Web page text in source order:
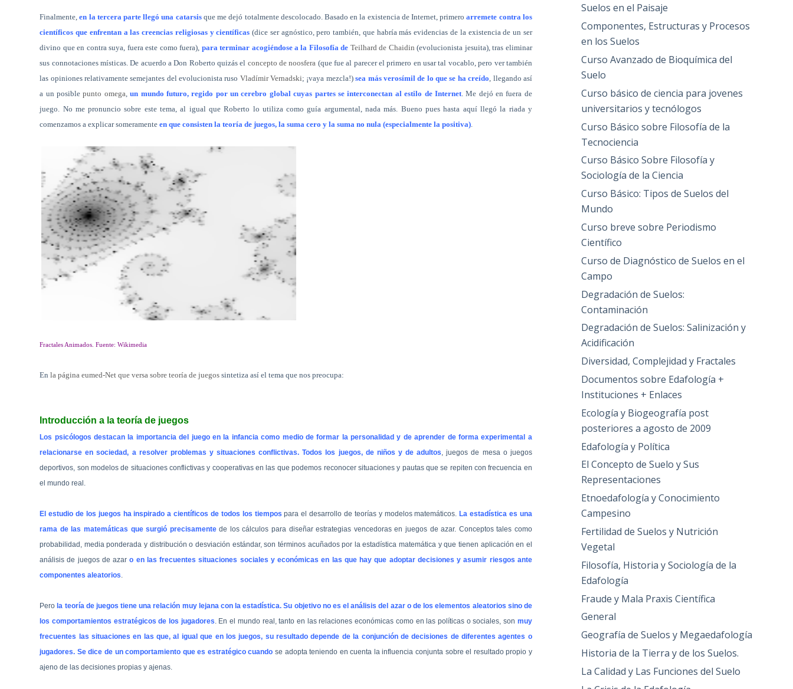
Finalmente,en la tercera parte llegó una catarsisque me dejó totalmente descolocado. Basado en la existencia de Internet, primeroarremete contra los
científicos que enfrentan a las creencias religiosas y científicas (dice ser agnóstico, pero también, que habría más evidencias de la existencia de un ser
divino que en contra suya, fuera este como fuera), para terminar acogiéndose a la Filosofía de Teilhard de Chaidin (evolucionista jesuita), tras eliminar
sus connotaciones místicas. De acuerdo a Don Roberto quizás el concepto de noosfera (que fue al parecer el primero en usar tal vocablo, pero ver también
las opiniones relativamente semejantes del evolucionista ruso Vladímir Vernadski; ¡vaya mezcla!)sea más verosímil de lo que se ha creído, llegando así
a un posiblepunto omega,un mundo futuro, regido por un cerebro global cuyas partes se interconectan al estilo de Internet. Me dejó en fuera de
juego. No me pronuncio sobre este tema, al igual que Roberto lo utiliza como guía argumental, nada más. Bueno pues hasta aquí llegó la riada y
comenzamos a explicar someramenteen que consisten la teoría de juegos, la suma cero y la suma no nula (especialmente la positiva).
Fractales Animados. Fuente: Wikimedia
Enla página eumed-Net que versa sobre teoría de juegos sintetiza así el tema que nos preocupa:
Introducción a la teoría de juegos
Los psicólogos destacan la importancia del juego en la infancia como medio de formar la personalidad y de aprender de forma experimental a
relacionarse en sociedad, a resolver problemas y situaciones conflictivas. Todos los juegos, de niños y de adultos, juegos de mesa o juegos
deportivos, son modelos de situaciones conflictivas y cooperativas en las que podemos reconocer situaciones y pautas que se repiten con frecuencia en
el mundo real.
El estudio de los juegos ha inspirado a científicos de todos los tiempos para el desarrollo de teorías y modelos matemáticos. La estadística es una
rama de las matemáticas que surgió precisamentede los cálculos para diseñar estrategias vencedoras en juegos de azar. Conceptos tales como
probabilidad, media ponderada y distribución o desviación estándar, son términos acuñados por la estadística matemática y que tienen aplicación en el
análisis de juegos de azaro en las frecuentes situaciones sociales y económicas en las que hay que adoptar decisiones y asumir riesgos ante
componentes aleatorios.
Pero la teoría de juegos tiene una relación muy lejana con la estadística. Su objetivo no es el análisis del azar o de los elementos aleatorios sino de
los comportamientos estratégicos de los jugadores. En el mundo real, tanto en las relaciones económicas como en las políticas o sociales, son muy
frecuentes las situaciones en las que, al igual que en los juegos, su resultado depende de la conjunción de decisiones de diferentes agentes o
jugadores. Se dice de un comportamiento que es estratégico cuando se adopta teniendo en cuenta la influencia conjunta sobre el resultado propio y
ajeno de las decisiones propias y ajenas.
Suelos en el Paisaje
Componentes, Estructuras y Procesos
en los Suelos
Curso Avanzado de Bioquímica del
Suelo
Curso básico de ciencia para jovenes
universitarios y tecnólogos
Curso Básico sobre Filosofía de la
Tecnociencia
Curso Básico Sobre Filosofía y
Sociología de la Ciencia
Curso Básico: Tipos de Suelos del
Mundo
Curso breve sobre Periodismo
Científico
Curso de Diagnóstico de Suelos en el
Campo
Degradación de Suelos:
Contaminación
Degradación de Suelos: Salinización y
Acidificación
Diversidad, Complejidad y Fractales
Documentos sobre Edafología +
Instituciones + Enlaces
Ecología y Biogeografía post
posteriores a agosto de 2009
Edafología y Política
El Concepto de Suelo y Sus
Representaciones
Etnoedafología y Conocimiento
Campesino
Fertilidad de Suelos y Nutrición
Vegetal
Filosofía, Historia y Sociología de la
Edafología
Fraude y Mala Praxis Científica
General
Geografía de Suelos y Megaedafología
Historia de la Tierra y de los Suelos.
La Calidad y Las Funciones del Suelo